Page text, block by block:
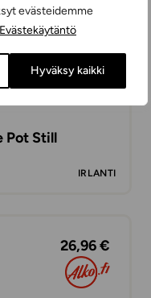
evästeidemme
Evästekäytäntö
Hyväksy kaikki
Pot Still
IRLANTI
26,96 €